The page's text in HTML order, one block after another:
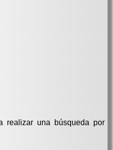
realizar una búsqueda por